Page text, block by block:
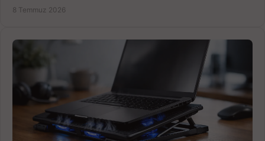
8 Temmuz 2026